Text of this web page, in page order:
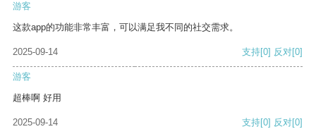
游客
这款app的功能非常丰富，可以满足我不同的社交需求。
2025-09-14 支持[0] 反对[0]
游客
超棒啊 好用
2025-09-14 支持[0] 反对[0]